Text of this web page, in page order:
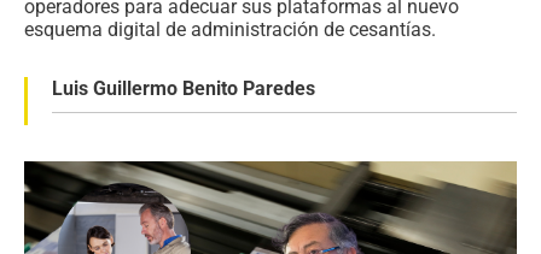
operadores para adecuar sus plataformas al nuevo
esquema digital de administración de cesantías.
Luis Guillermo Benito Paredes